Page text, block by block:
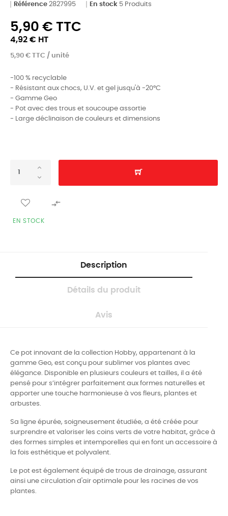
Référence 2827995 En stock 5 Produits
5,90 € TTC
4,92 € HT
5,90 € TTC / unité
-100 % recyclable
- Résistant aux chocs, U.V. et gel jusqu'à -20°C
- Gamme Geo
- Pot avec des trous et soucoupe assortie
- Large déclinaison de couleurs et dimensions

EN STOCK
Description
Détails du produit
Avis
Ce pot innovant de la collection Hobby, appartenant à la
gamme Geo, est conçu pour sublimer vos plantes avec
élégance. Disponible en plusieurs couleurs et tailles, il a été
pensé pour s’intégrer parfaitement aux formes naturelles et
apporter une touche harmonieuse à vos fleurs, plantes et
arbustes.
Sa ligne épurée, soigneusement étudiée, a été créée pour
surprendre et valoriser les coins verts de votre habitat, grâce à
des formes simples et intemporelles qui en font un accessoire à
la fois esthétique et polyvalent.
Le pot est également équipé de trous de drainage, assurant
ainsi une circulation d'air optimale pour les racines de vos
plantes.